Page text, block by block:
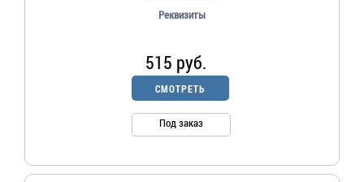
Реквизиты
515 руб.
СМОТРЕТЬ
Под заказ